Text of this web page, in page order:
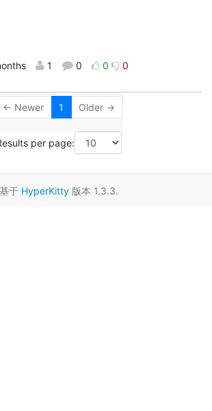
1 0 0 0
← Newer 1 Older →
per page:
基于 HyperKitty 版本 1.3.3.